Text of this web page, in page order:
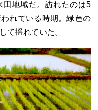
田地域だ。訪れたのは5
れている時期。緑色の
て揺れていた。